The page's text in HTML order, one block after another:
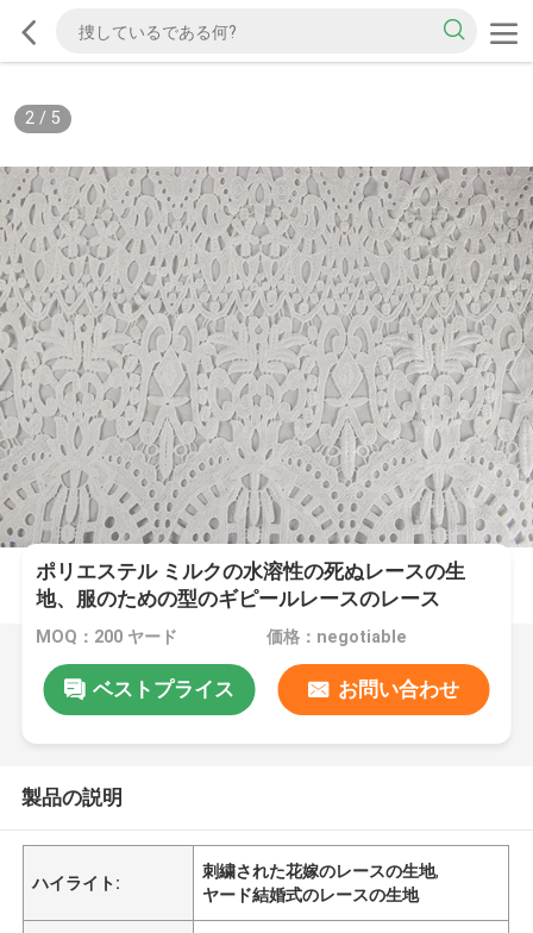
2/ 5
ポリエステル ミルクの水溶性の死ぬレースの生
地、服のための型のギピールレースのレース
MOQ：200 ヤード 価格：negotiable
ベストプライス お問い合わせ
製品の説明
ハイライト:
刺繍された花嫁のレースの生地,
ヤード結婚式のレースの生地